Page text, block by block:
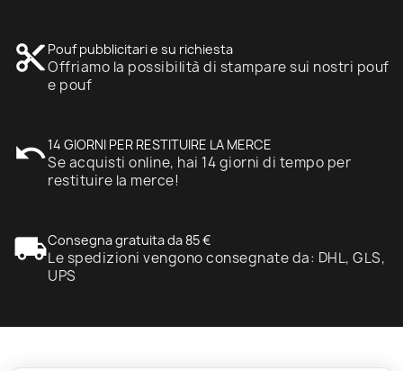
content_cut Pouf pubblicitari e su richiesta
Offriamo la possibilità di stampare sui nostri pouf
e pouf
undo14 GIORNI PER RESTITUIRE LA MERCE
Se acquisti online, hai 14 giorni di tempo per
restituire la merce!
local_shippingConsegna gratuita da 85 €
Le spedizioni vengono consegnate da: DHL, GLS,
UPS